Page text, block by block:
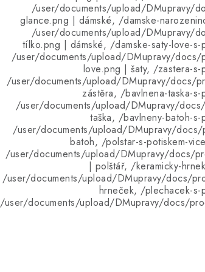
/user/documents/upload/DMupravy/
glance.png | dámské, /damske-
/user/documents/upload/DMupravy/
tílko.png | dámské, /damske-saty-love-
/user/documents/upload/DMupravy/docs/
love.png | šaty, /zastera-
/user/documents/upload/DMupravy/docs/
zástěra, /bavlnena-taska-
/user/documents/upload/DMupravy/
taška, /bavlneny-batoh-
/user/documents/upload/DMupravy/
batoh, /polstar-s-potiskem-
/user/documents/upload/DMupravy/docs/
| polštář, /keramicky-
/user/documents/upload/DMupravy/docs/
hrneček, /plechacek-
/user/documents/upload/DMupravy/docs/